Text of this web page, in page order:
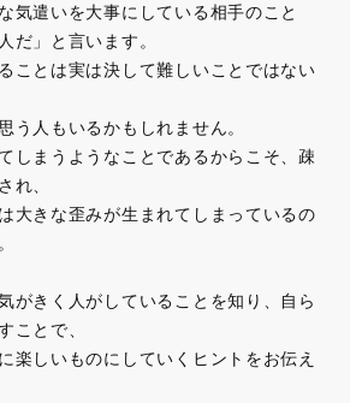
気遣いを大事にしている相手のこと
だ」と言います。
ことは実は決して難しいことではない
う人もいるかもしれません。
しまうようなことであるからこそ、疎
れ、
大きな歪みが生まれてしまっているの
がきく人がしていることを知り、自ら
ことで、
楽しいものにしていくヒントをお伝え